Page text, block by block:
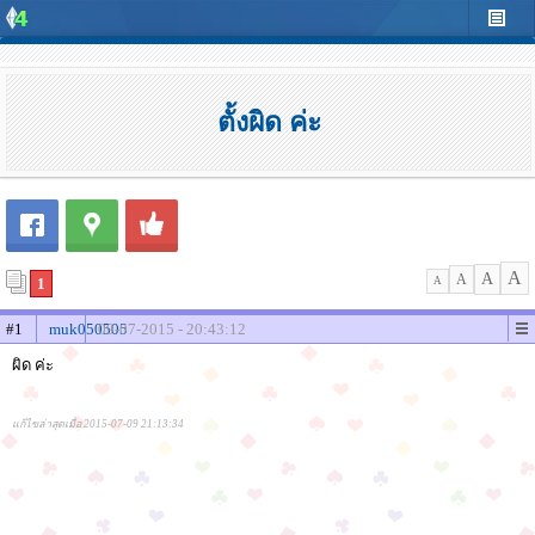
ตั้งผิด ค่ะ
1 A A A A
#1 muk05050509-07-2015 - 20:43:12
ผิด ค่ะ
แก้ไขล่าสุดเมื่อ 2015-07-09 21:13:34